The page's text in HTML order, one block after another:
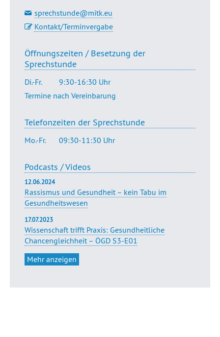
sprechstunde@mitk.eu
Kontakt/Terminvergabe
Öffnungszeiten / Besetzung der
Sprechstunde
Di.-Fr.
9:30-16:30 Uhr
Termine nach Vereinbarung
Telefonzeiten der Sprechstunde
Mo.-Fr. 09:30-11:30 Uhr
Podcasts / Videos
12.06.2024
Rassismus und Gesundheit – kein Tabu im
Gesundheitswesen
17.07.2023
Wissenschaft trifft Praxis: Gesundheitliche
Chancengleichheit – ÖGD S3-E01
Mehr anzeigen